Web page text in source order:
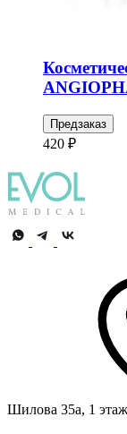
Предзаказ
420 ₽
Шилова 35а, 1 этаж